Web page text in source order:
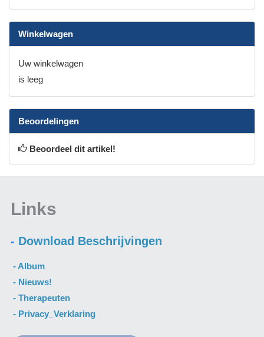
Winkelwagen
Uw winkelwagen
is leeg
Beoordelingen
Beoordeel dit artikel!
Links
- Download Beschrijvingen
- Album
- Nieuws!
- Therapeuten
- Privacy_Verklaring